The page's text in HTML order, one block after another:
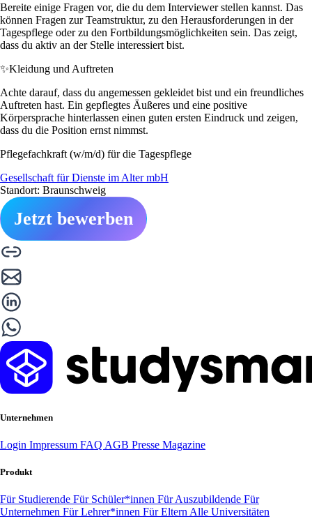
Bereite einige Fragen vor, die du dem Interviewer stellen kannst. Das
können Fragen zur Teamstruktur, zu den Herausforderungen in der
Tagespflege oder zu den Fortbildungsmöglichkeiten sein. Das zeigt,
dass du aktiv an der Stelle interessiert bist.
✨Kleidung und Auftreten
Achte darauf, dass du angemessen gekleidet bist und ein freundliches
Auftreten hast. Ein gepflegtes Äußeres und eine positive
Körpersprache hinterlassen einen guten ersten Eindruck und zeigen,
dass du die Position ernst nimmst.
Pflegefachkraft (w/m/d) für die Tagespflege
Gesellschaft für Dienste im Alter mbH
Standort: Braunschweig
Jetzt bewerben
Unternehmen
Login Impressum FAQ AGB Presse Magazine
Produkt
Für Studierende Für Schüler*innen Für Auszubildende Für
Unternehmen Für Lehrer*innen Für Eltern Alle Universitäten